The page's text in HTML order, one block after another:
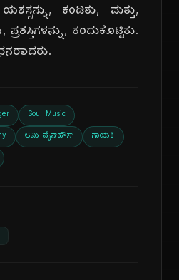
ಕಂಡಿತು, ಮತ್ತು,
ತಂದುಕೊಟ್ಟಿತು.
Soul Music
ಆಮಿ ವೈನ್‌ಹೌಸ್ ಗಾಯಕಿ